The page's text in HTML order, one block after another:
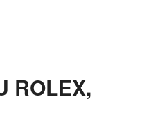
ROLEX,